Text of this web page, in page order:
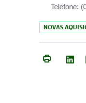
Telefone:
NOVAS